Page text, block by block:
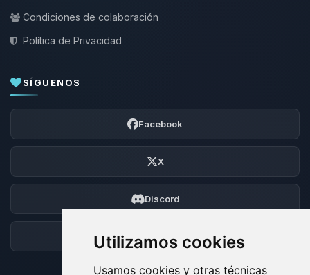
Utilizamos cookies
Usamos cookies y otras técnicas
Condiciones de colaboración
Política de Privacidad
SÍGUENOS
Facebook
X
Discord
Foro